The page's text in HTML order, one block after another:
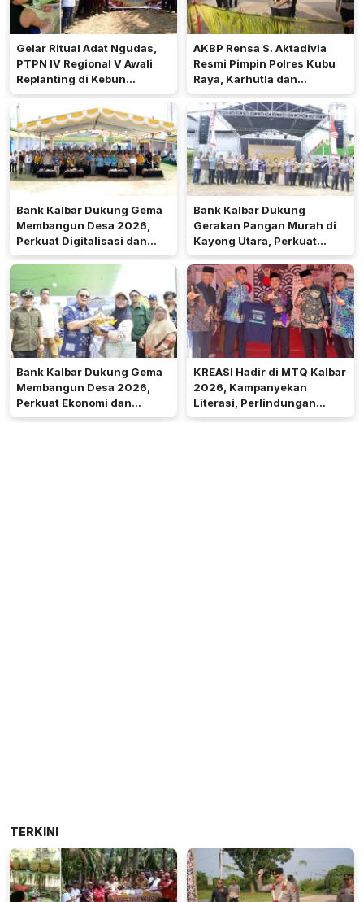
Gelar Ritual Adat Ngudas,
PTPN IV Regional V Awali
Replanting di Kebun
Kembayan
AKBP Rensa S. Aktadivia
Resmi Pimpin Polres Kubu
Raya, Karhutla dan
Pelayanan Publik Jadi
Prioritas
Bank Kalbar Dukung Gema
Membangun Desa 2026,
Perkuat Digitalisasi dan
Ekonomi Desa Teluk Batang
Bank Kalbar Dukung
Gerakan Pangan Murah di
Kayong Utara, Perkuat
Akses Keuangan
Masyarakat
Bank Kalbar Dukung Gema
Membangun Desa 2026,
Perkuat Ekonomi dan
Kemandirian Desa di Kalbar
KREASI Hadir di MTQ Kalbar
2026, Kampanyekan
Literasi, Perlindungan
Anak, dan Wajib Belajar 13
TERKINI